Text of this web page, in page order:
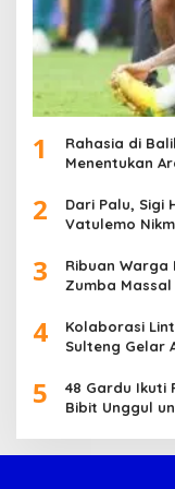
1
Rahasia di
Menentukan
2
Dari Palu, Sigi
Vatulemo
3
Ribuan Warga
Zumba Massal
4
Kolaborasi
Sulteng Gelar
5
48 Gardu Ikuti
Bibit Unggul